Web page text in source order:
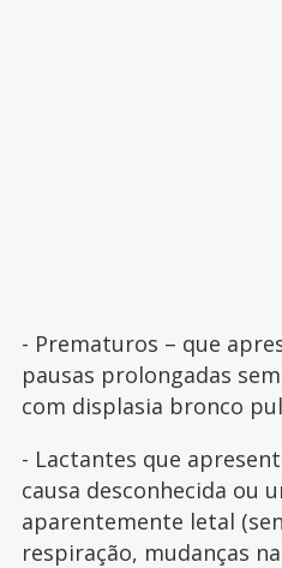
- Prematuros – que
pausas prolongadas
com displasia bronco
- Lactantes que
causa desconhecida ou
aparentemente letal
respiração, mudanças